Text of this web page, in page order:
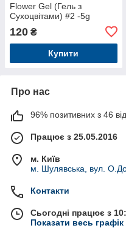
Flower Gel (Гель з
Сухоцвітами) #2 -5g
120 ₴
Купити
Про нас
96% позитивних з 46
Працює з 25.05.2016
м. Київ
м. Шулявська, вул.
Контакти
Сьогодні працює з
Показати весь